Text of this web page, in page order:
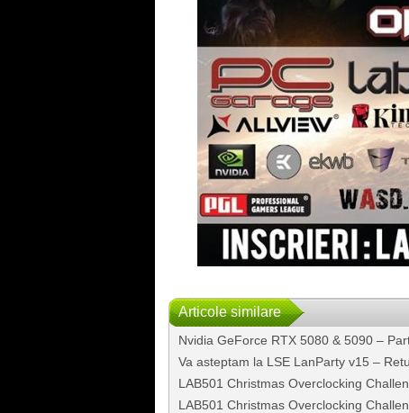
Articole similare
Nvidia GeForce RTX 5080 & 5090 –
Va asteptam la LSE LanParty v15 –
LAB501 Christmas Overclocking
LAB501 Christmas Overclocking